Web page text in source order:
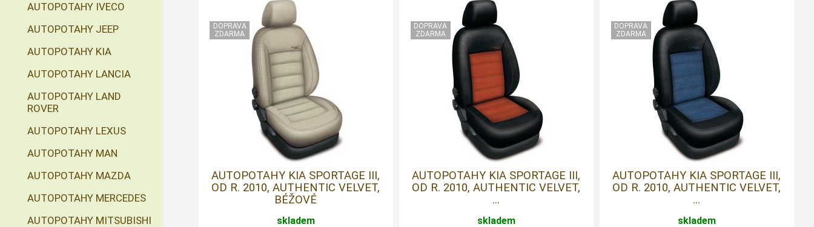
AUTOPOTAHY KIA SPORTAGE III,
OD R. 2010, AUTHENTIC VELVET,
BÉŽOVÉ
skladem
AUTOPOTAHY KIA SPORTAGE III,
OD R. 2010, AUTHENTIC VELVET,
...
skladem
AUTOPOTAHY KIA SPORTAGE III,
OD R. 2010, AUTHENTIC VELVET,
...
skladem
AUTOPOTAHY IVECO
AUTOPOTAHY JEEP
AUTOPOTAHY KIA
AUTOPOTAHY LANCIA
AUTOPOTAHY LAND
ROVER
AUTOPOTAHY LEXUS
AUTOPOTAHY MAN
AUTOPOTAHY MAZDA
AUTOPOTAHY MERCEDES
AUTOPOTAHY MITSUBISHI